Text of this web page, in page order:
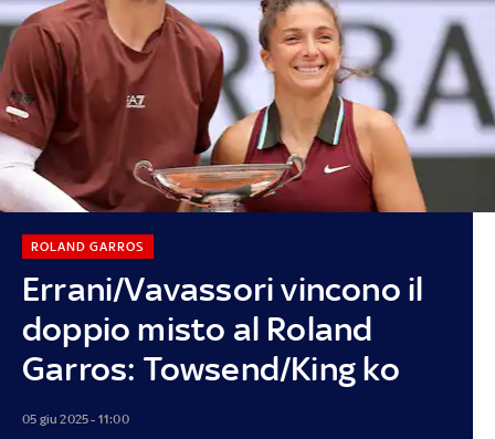
Errani/Vavassori vincono il
doppio misto al Roland
Garros: Towsend/King ko
ROLAND GARROS
05 giu 2025 - 11:00